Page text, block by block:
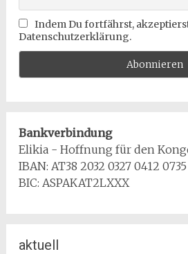
Indem Du fortfährst,
Datenschutzerklärung.
Bankverbindung
Elikia - Hoffnung für den
IBAN: AT38 2032 0327 0412 0735
BIC: ASPAKAT2LXXX
aktuell